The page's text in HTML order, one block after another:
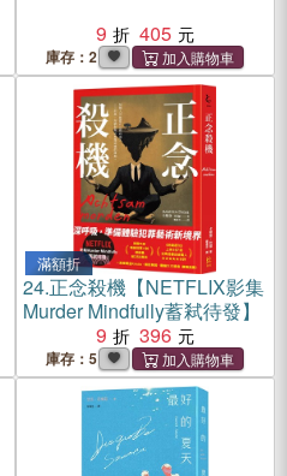
9
405
庫存：2
滿額折
24.正念殺機【NETFLIX影集
Murder Mindfully蓄弒待發】
9
396
庫存：5